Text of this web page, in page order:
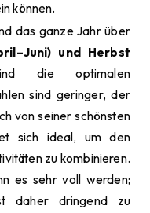
können.
das ganze Jahr über
und Herbst
die optimalen
sind geringer, der
von seiner schönsten
sich ideal, um den
zu kombinieren.
es sehr voll werden;
daher dringend zu